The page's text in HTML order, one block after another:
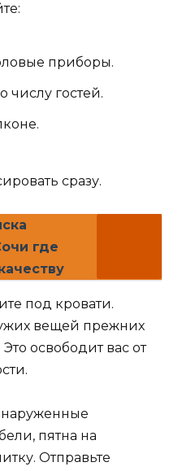
приборы.
гостей.
сразу.
где
под кровати.
вещей прежних
освободит вас от
пятна на
Отправьте